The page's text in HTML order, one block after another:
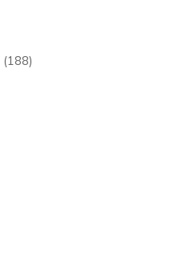
(188)